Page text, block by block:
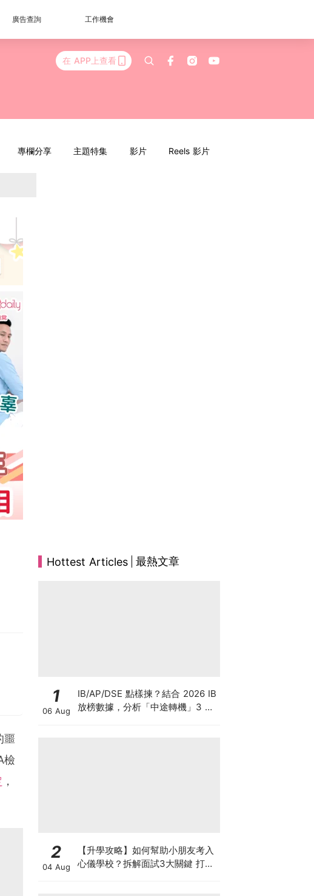
廣告查詢 工作機會
在 APP上查看
專欄分享 主題特集 影片 Reels 影片
噩
檢
，
Hottest Articles 最熱文章
1
06 Aug
IB/AP/DSE 點樣揀？結合 2026 IB
放榜數據，分析「中途轉機」3 大
2
04 Aug
【升學攻略】如何幫助小朋友考入
心儀學校？拆解面試3大關鍵 打好